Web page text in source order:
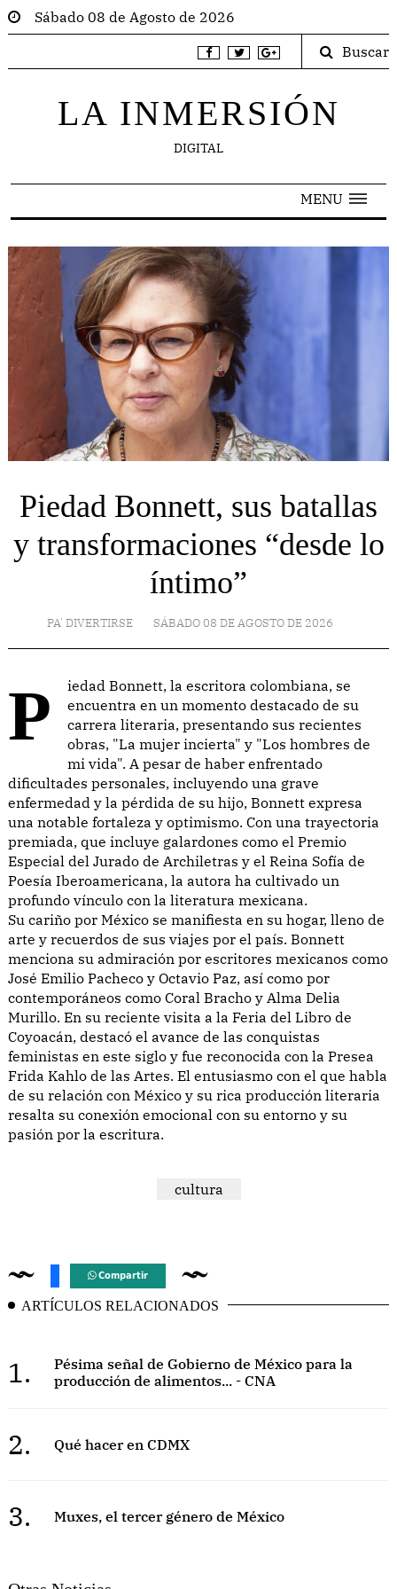
Sábado 08 de Agosto de 2026
Buscar
LA INMERSIÓN
DIGITAL
MENU
Piedad Bonnett, sus batallas
y transformaciones “desde lo
íntimo”
PA' DIVERTIRSE SÁBADO 08 DE AGOSTO DE 2026
Piedad Bonnett, la escritora colombiana, se
encuentra en un momento destacado de su
carrera literaria, presentando sus recientes
obras, "La mujer incierta" y "Los hombres de
mi vida". A pesar de haber enfrentado
dificultades personales, incluyendo una grave
enfermedad y la pérdida de su hijo, Bonnett expresa
una notable fortaleza y optimismo. Con una trayectoria
premiada, que incluye galardones como el Premio
Especial del Jurado de Archiletras y el Reina Sofía de
Poesía Iberoamericana, la autora ha cultivado un
profundo vínculo con la literatura mexicana.
Su cariño por México se manifiesta en su hogar, lleno de
arte y recuerdos de sus viajes por el país. Bonnett
menciona su admiración por escritores mexicanos como
José Emilio Pacheco y Octavio Paz, así como por
contemporáneos como Coral Bracho y Alma Delia
Murillo. En su reciente visita a la Feria del Libro de
Coyoacán, destacó el avance de las conquistas
feministas en este siglo y fue reconocida con la Presea
Frida Kahlo de las Artes. El entusiasmo con el que habla
de su relación con México y su rica producción literaria
resalta su conexión emocional con su entorno y su
pasión por la escritura.
cultura
Compartir
ARTÍCULOS RELACIONADOS
1.
Pésima señal de Gobierno de México para la
producción de alimentos... - CNA
2. Qué hacer en CDMX
3. Muxes, el tercer género de México